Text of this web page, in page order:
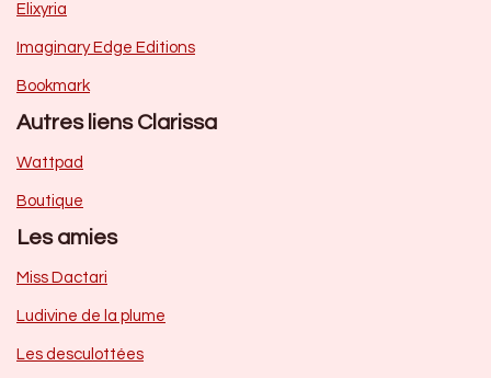
Elixyria
Imaginary Edge Editions
Bookmark
Autres liens Clarissa
Wattpad
Boutique
Les amies
Miss Dactari
Ludivine de la plume
Les desculottées